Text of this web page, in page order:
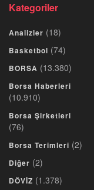
Kategoriler
Analizler (18)
Basketbol (74)
BORSA (13.380)
Borsa Haberleri
(10.910)
Borsa Şirketleri
(76)
Borsa Terimleri (2)
Diğer (2)
DÖVİZ (1.378)